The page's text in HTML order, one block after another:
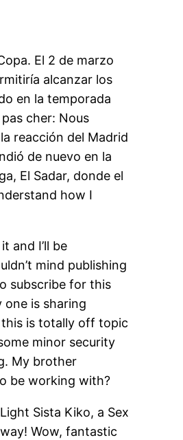
El 2 de marzo
alcanzar los
en la temporada
cher: Nous
reacción del Madrid
de nuevo en la
El Sadar, donde el
how I
and I’ll be
mind publishing
subscribe for this
is sharing
this is totally off topic
minor security
My brother
be working with?
Sista Kiko, a Sex
Wow, fantastic